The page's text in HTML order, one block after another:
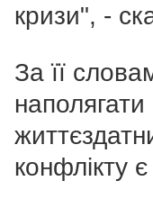
кризи", -
За її
конфлікту